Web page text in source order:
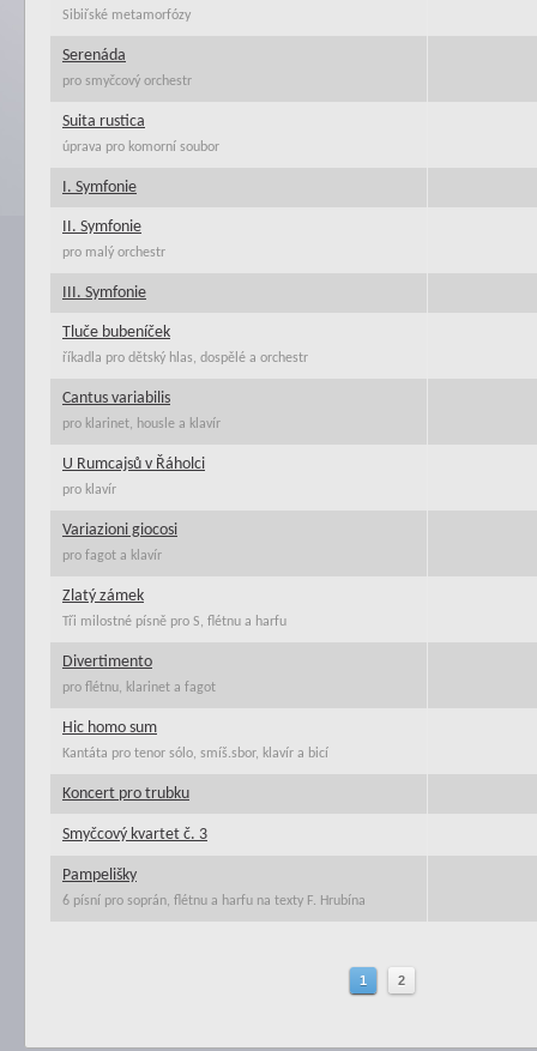
Sibiřské metamorfózy
Serenáda
pro smyčcový orchestr
Suita rustica
úprava pro komorní soubor
I. Symfonie
II. Symfonie
pro malý orchestr
III. Symfonie
Tluče bubeníček
říkadla pro dětský hlas, dospělé a orchestr
Cantus variabilis
pro klarinet, housle a klavír
U Rumcajsů v Řáholci
pro klavír
Variazioni giocosi
pro fagot a klavír
Zlatý zámek
Tři milostné písně pro S, flétnu a harfu
Divertimento
pro flétnu, klarinet a fagot
Hic homo sum
Kantáta pro tenor sólo, smíš.sbor, klavír a bicí
Koncert pro trubku
Smyčcový kvartet č. 3
Pampelišky
6 písní pro soprán, flétnu a harfu na texty F. Hrubína
1 2